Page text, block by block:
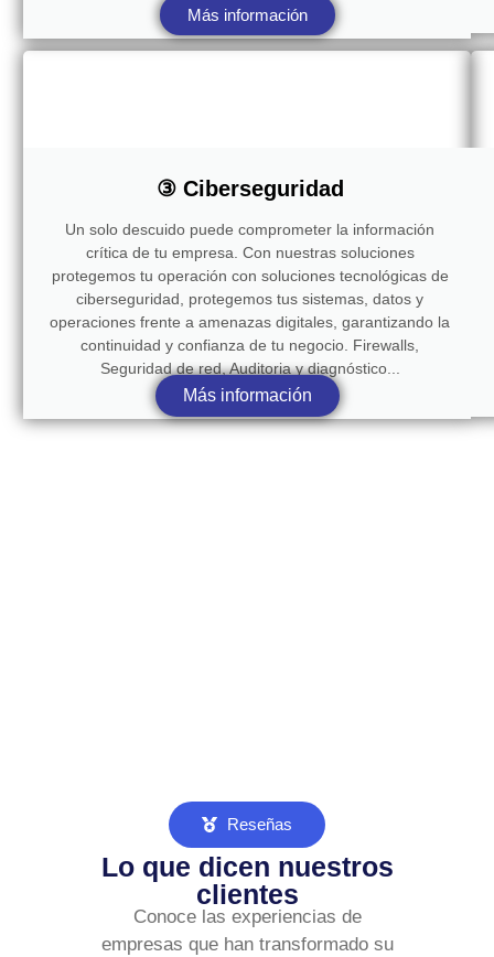
Más información
③ Ciberseguridad
Un solo descuido puede comprometer la información
crítica de tu empresa. Con nuestras soluciones
protegemos tu operación con soluciones tecnológicas de
ciberseguridad, protegemos tus sistemas, datos y
operaciones frente a amenazas digitales, garantizando la
continuidad y confianza de tu negocio. Firewalls,
Seguridad de red, Auditoria y diagnóstico...
Más información
Reseñas
Lo que dicen nuestros
clientes
Conoce las experiencias de
empresas que han transformado su